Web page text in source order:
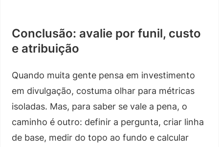
Conclusão: avalie por funil, custo
e atribuição
Quando muita gente pensa em investimento
em divulgação, costuma olhar para métricas
isoladas. Mas, para saber se vale a pena, o
caminho é outro: definir a pergunta, criar linha
de base, medir do topo ao fundo e calcular